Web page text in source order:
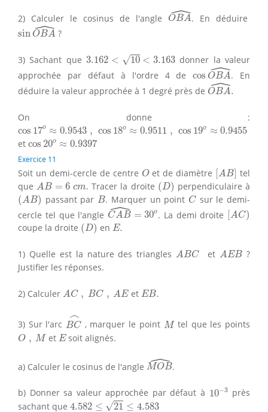
2) Calculer le cosinus de l'angle ˆ
OBA
OBA^
. En déduire
sin ˆ
OBA
sin OBA^
?
3) Sachant que3.162 < √10 < 3.163
3.162 10<3.163
donner la valeur
approchée par défaut à l'ordre 4 decos ˆ
OBA
cos OBA^
. En
déduire la valeur approchée à 1 degré près de ˆ
OBA.
OBA^
On donne :
cos 17o ≈ 0.9543 , cos 18o ≈ 0.9511 , cos 19o ≈ 0.9455
cos 17o 0.9543 18o≈0.9511 19o≈ 0.9455
et cos 20o ≈ 0.9397
cos 20o≈ 0.9397
Exercice 11
Soit un demi-cercle de centre O
Oet de diamètre [AB]
[ A B] tel
que AB = 6 cm
A B= cm . Tracer la droite (D)
(D) perpendiculaire à
(AB)
(AB) passant par B
B. Marquer un point C
Csur le demi-
cercle tel que l'angle
ˆ
CAB = 30o
CAB^=30o
. La demi droite [AC)
[ AC)
coupe la droite (D)
(D) en E.
E.
1) Quelle est la nature des trianglesABC
A BC et AEB
A EB
?
Justifier les réponses.
2) Calculer AC , BC , AE
AC, C, A et EB.
EB.
3) Sur l'arc
⌢
BC
BC
, marquer le point M
Mtel que les points
O , M
O M et E
Esoit alignés.
a) Calculer le cosinus de l'angle ˆ
MOB
MOB
.
b) Donner sa valeur approchée par défaut à 10−3
10 −3 près
sachant que 4.582 ≤ √21 ≤ 4.583
4.582≤ 21≤4.583